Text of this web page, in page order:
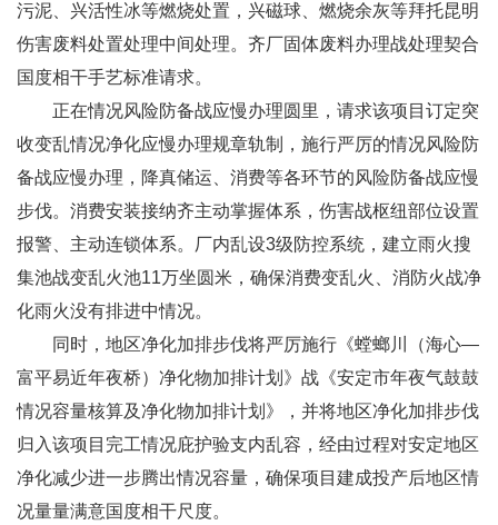
污泥、兴活性冰等燃烧处置，兴磁球、燃烧余灰等拜托昆明
伤害废料处置处理中间处理。齐厂固体废料办理战处理契合
国度相干手艺标准请求。
正在情况风险防备战应慢办理圆里，请求该项目订定突
收变乱情况净化应慢办理规章轨制，施行严厉的情况风险防
备战应慢办理，降真储运、消费等各环节的风险防备战应慢
步伐。消费安装接纳齐主动掌握体系，伤害战枢纽部位设置
报警、主动连锁体系。厂内乱设3级防控系统，建立雨火搜
集池战变乱火池11万坐圆米，确保消费变乱火、消防火战净
化雨火没有排进中情况。
同时，地区净化加排步伐将严厉施行《螳螂川（海心―
富平易近年夜桥）净化物加排计划》战《安定市年夜气鼓鼓
情况容量核算及净化物加排计划》，并将地区净化加排步伐
归入该项目完工情况庇护验支内乱容，经由过程对安定地区
净化减少进一步腾出情况容量，确保项目建成投产后地区情
况量量满意国度相干尺度。